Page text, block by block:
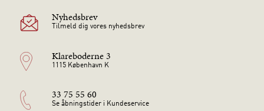
Nyhedsbrev
Tilmeld dig vores nyhedsbrev
Klareboderne 3
1115 København K
33 75 55 60
Se åbningstider i Kundeservice